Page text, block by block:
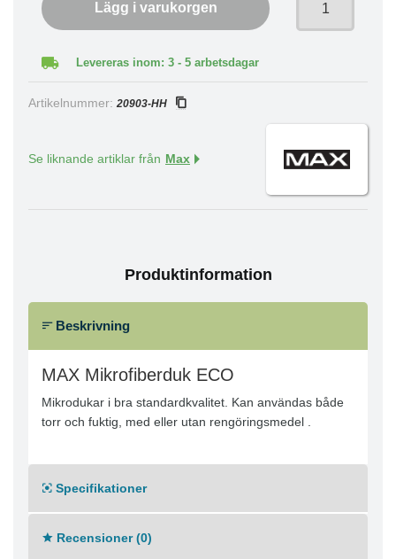
Lägg i varukorgen
Levereras inom: 3 - 5 arbetsdagar
Artikelnummer: 20903-HH
Se liknande artiklar från Max
Produktinformation
Beskrivning
MAX Mikrofiberduk ECO
Mikrodukar i bra standardkvalitet. Kan användas både
torr och fuktig, med eller utan rengöringsmedel .
Specifikationer
Recensioner (0)